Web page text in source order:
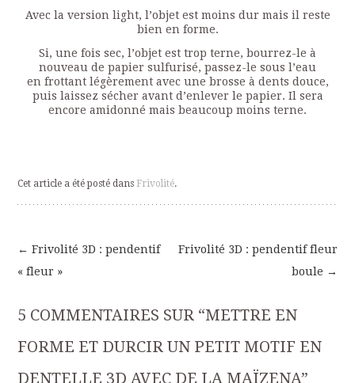
Avec la version light, l’objet est moins dur mais il reste
bien en forme.
Si, une fois sec, l’objet est trop terne, bourrez-le à
nouveau de papier sulfurisé, passez-le sous l’eau
en frottant légèrement avec une brosse à dents douce,
puis laissez sécher avant d’enlever le papier. Il sera
encore amidonné mais beaucoup moins terne.
Cet article a été posté dans Frivolité.
Navigation
des
articles
← Frivolité 3D : pendentif
« fleur »
Frivolité 3D : pendentif fleur
boule →
5 COMMENTAIRES SUR “METTRE EN
FORME ET DURCIR UN PETIT MOTIF EN
DENTELLE 3D AVEC DE LA MAÏZENA”